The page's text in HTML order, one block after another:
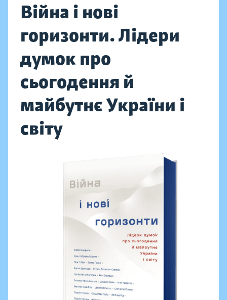
Війна і нові
горизонти. Лідери
думок про
сьогодення й
майбутнє України і
світу